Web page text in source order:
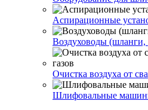
Аспирационные
Воздуховоды (шланги,
Очистка воздуха от
Шлифовальные